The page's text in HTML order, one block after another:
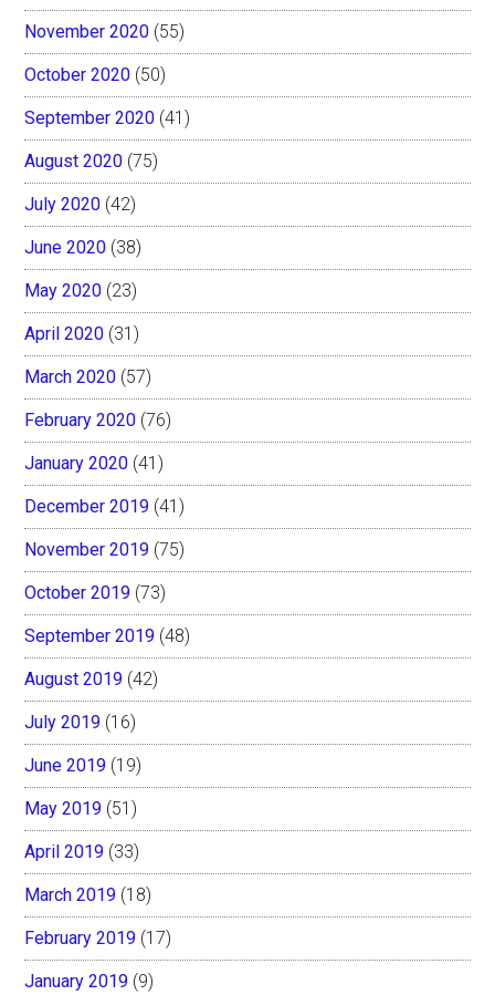
November 2020 (55)
October 2020 (50)
September 2020 (41)
August 2020 (75)
July 2020 (42)
June 2020 (38)
May 2020 (23)
April 2020 (31)
March 2020 (57)
February 2020 (76)
January 2020 (41)
December 2019 (41)
November 2019 (75)
October 2019 (73)
September 2019 (48)
August 2019 (42)
July 2019 (16)
June 2019 (19)
May 2019 (51)
April 2019 (33)
March 2019 (18)
February 2019 (17)
January 2019 (9)